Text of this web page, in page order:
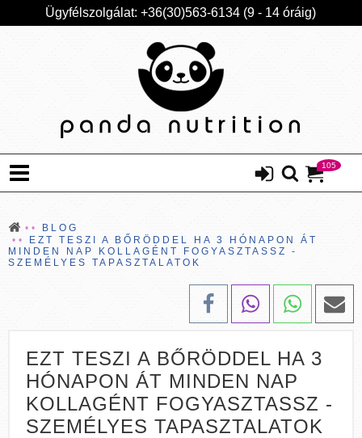
Ügyfélszolgálat: +36(30)563-6134 (9 - 14 óráig)
105
BLOG
EZT TESZI A BŐRÖDDEL HA 3 HÓNAPON ÁT
MINDEN NAP KOLLAGÉNT FOGYASZTASSZ -
SZEMÉLYES TAPASZTALATOK
EZT TESZI A BŐRÖDDEL HA 3
HÓNAPON ÁT MINDEN NAP
KOLLAGÉNT FOGYASZTASSZ -
SZEMÉLYES TAPASZTALATOK